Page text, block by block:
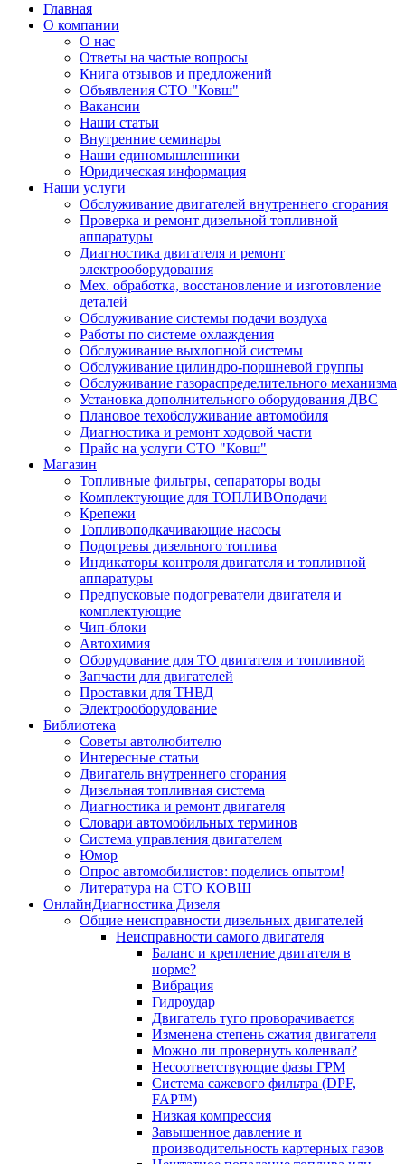
Главная
О компании
О нас
Ответы на частые вопросы
Книга отзывов и предложений
Объявления СТО "Ковш"
Вакансии
Наши статьи
Внутренние семинары
Наши единомышленники
Юридическая информация
Наши услуги
Обслуживание двигателей внутреннего сгорания
Проверка и ремонт дизельной топливной
аппаратуры
Диагностика двигателя и ремонт
электрооборудования
Мех. обработка, восстановление и изготовление
деталей
Обслуживание системы подачи воздуха
Работы по системе охлаждения
Обслуживание выхлопной системы
Обслуживание цилиндро-поршневой группы
Обслуживание газораспределительного механизма
Установка дополнительного оборудования ДВС
Плановое техобслуживание автомобиля
Диагностика и ремонт ходовой части
Прайс на услуги СТО "Ковш"
Магазин
Топливные фильтры, сепараторы воды
Комплектующие для ТОПЛИВОподачи
Крепежи
Топливоподкачивающие насосы
Подогревы дизельного топлива
Индикаторы контроля двигателя и топливной
аппаратуры
Предпусковые подогреватели двигателя и
комплектующие
Чип-блоки
Автохимия
Оборудование для ТО двигателя и топливной
Запчасти для двигателей
Проставки для ТНВД
Электрооборудование
Библиотека
Советы автолюбителю
Интересные статьи
Двигатель внутреннего сгорания
Дизельная топливная система
Диагностика и ремонт двигателя
Словари автомобильных терминов
Система управления двигателем
Юмор
Опрос автомобилистов: поделись опытом!
Литература на СТО КОВШ
ОнлайнДиагностика Дизеля
Общие неисправности дизельных двигателей
Неисправности самого двигателя
Баланс и крепление двигателя в
норме?
Вибрация
Гидроудар
Двигатель туго проворачивается
Изменена степень сжатия двигателя
Можно ли провернуть коленвал?
Несоответствующие фазы ГРМ
Система сажевого фильтра (DPF,
FAP™)
Низкая компрессия
Завышенное давление и
производительность картерных газов